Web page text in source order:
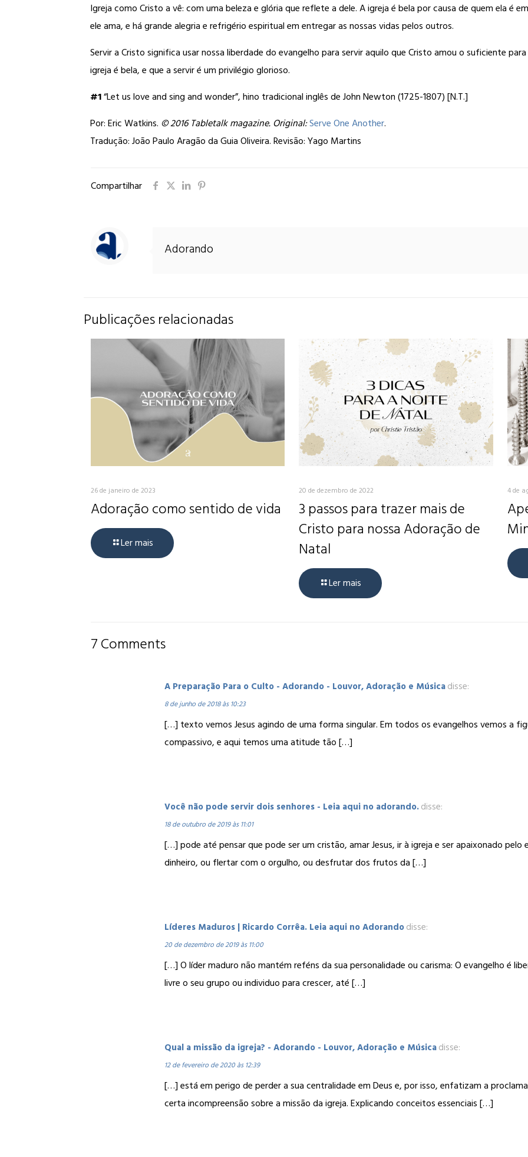
Igreja como Cristo a vê: com uma beleza e glória que reflete a dele. A igreja é bela por causa de quem ela é
ele ama, e há grande alegria e refrigério espiritual em entregar as nossas vidas pelos outros.
Servir a Cristo significa usar nossa liberdade do evangelho para servir aquilo que Cristo amou o suficiente
igreja é bela, e que a servir é um privilégio glorioso.
#1“Let us love and sing and wonder”, hino tradicional inglês de John Newton (1725-1807) [N.T.]
Por:Eric Watkins. © 2016 Tabletalk magazine. Original:Serve One Another.
Tradução: João Paulo Aragão da Guia Oliveira.Revisão: Yago Martins
Compartilhar
Adorando
Publicações relacionadas
26 de janeiro de 2023
Adoração como sentido de vida
Ler mais
20 de dezembro de 2022
3 passos para trazer mais de
Cristo para nossa Adoração de
Natal
Ler mais
4 de
7 Comments
A Preparação Para o Culto - Adorando - Louvor, Adoração e Músicadisse:
8 de junho de 2018 às 10:23
[…] texto vemos Jesus agindo de uma forma singular. Em todos os evangelhos vemos a
compassivo, e aqui temos uma atitude tão […]
Você não pode servir dois senhores - Leia aqui no adorando.disse:
18 de outubro de 2019 às 11:01
[…] pode até pensar que pode ser um cristão, amar Jesus, ir à igreja e ser apaixonado
dinheiro, ou flertar com o orgulho, ou desfrutar dos frutos da […]
Líderes Maduros | Ricardo Corrêa. Leia aqui no Adorandodisse:
20 de dezembro de 2019 às 11:00
[…] O líder maduro não mantém reféns da sua personalidade ou carisma: O evangelho é
livre o seu grupo ou individuo para crescer, até […]
Qual a missão da igreja? - Adorando - Louvor, Adoração e Músicadisse:
12 de fevereiro de 2020 às 12:39
[…] está em perigo de perder a sua centralidade em Deus e, por isso, enfatizam a
certa incompreensão sobre a missão da igreja. Explicando conceitos essenciais […]